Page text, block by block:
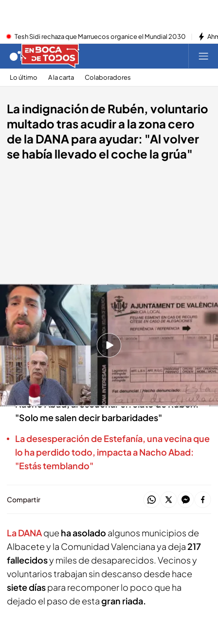
Tesh Sidi rechaza que Marruecos organice el Mundial 2030
Lo último A la carta Colaboradores
La indignación de Rubén, voluntario
multado tras acudir a la zona cero
de la DANA para ayudar: "Al volver
se había llevado el coche la grúa"
Rubén, multado por ir a ayudar a los afectados por la DANA.cuatro.com
En boca de todos
05 NOV 2024 - 14:43h.
Descubrimos el sorprendente testimonio de
Rubén, multado con 200 euros tras acudir a
ayudar a los afectados por la DANA
Nacho Abad, al escuchar el relato de Rubén:
"Solo me salen decir barbaridades"
La desesperación de Estefanía, una vecina que
lo ha perdido todo, impacta a Nacho Abad:
"Estás temblando"
Compartir
La DANAque ha asolado algunos municipios de
Albacete y la Comunidad Valenciana ya deja 217
fallecidosy miles de desaparecidos. Vecinos y
voluntarios trabajan sin descanso desde hace
siete díaspara recomponer lo poco que ha
dejado el paso de estagran riada.